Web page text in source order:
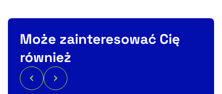
Może zainteresować Cię
również